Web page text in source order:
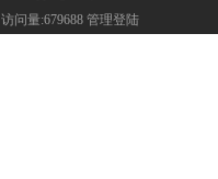
访问量:679688 管理登陆